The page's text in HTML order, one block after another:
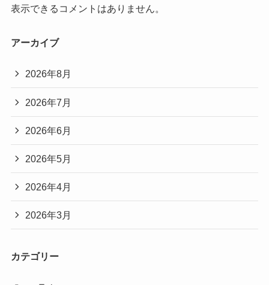
表示できるコメントはありません。
アーカイブ
2026年8月
2026年7月
2026年6月
2026年5月
2026年4月
2026年3月
カテゴリー